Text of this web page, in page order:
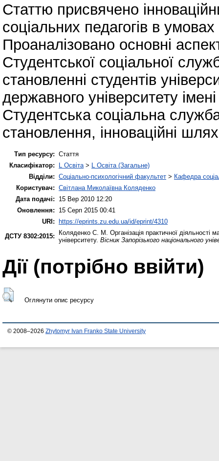
Статтю присвячено
соціальних педагогів в
Проаналізовано основні
Студентської соціальної
становленні студентів
державного університету
Студентська соціальна
становлення, інноваційні
Тип ресурсу: Стаття
Класифікатор:
L Освіта > L Освіта (Загальне)
Відділи: Соціально-психологічний факультет > Кафедра
Користувач: Світлана Миколаївна Коляденко
Дата подачі:
15 Вер 2010 12:20
Оновлення:
15 Серп 2015 00:41
URI: https://eprints.zu.edu.ua/id/eprint/4310
ДСТУ 8302:2015:
Коляденко С. М. Організація практичної діяльності
університету. Вісник Запорізького національного
Дії ​​(потрібно ввійти)
Оглянути опис ресурсу
© 2008–2026 Zhytomyr Ivan Franko State University